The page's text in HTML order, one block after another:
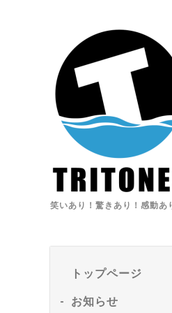
笑いあり！驚きあり！感動あ
トップページ
お知らせ